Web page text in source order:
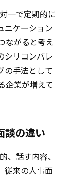
一で定期的に
ニケーション
ながると考え
シリコンバレ
の手法として
企業が増えて
談の違い
、話す内容、
従来の人事面